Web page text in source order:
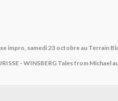
impro, samedi 23 octobre au Terrain
- WINSBERG Tales from Michael